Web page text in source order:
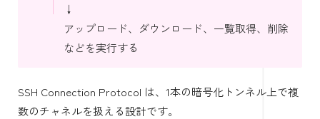
↓
アップロード、ダウンロード、一覧取得、削除
などを実行する
SSH Connection Protocol は、1本の暗号化トンネル上で複
数のチャネルを扱える設計です。